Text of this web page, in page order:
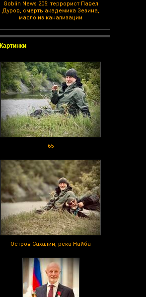
Goblin News 205: террорист Павел
Дуров, смерть академика Зезина,
масло из канализации
Картинки
65
Остров Сахалин, река Найба